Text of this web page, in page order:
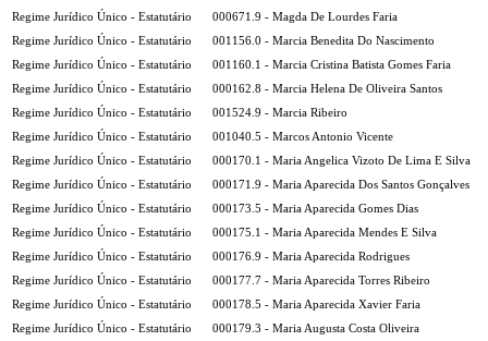
Regime Jurídico Único - Estatutário
000671.9 - Magda De Lourdes Faria
Regime Jurídico Único - Estatutário
001156.0 - Marcia Benedita Do Nascimento
Regime Jurídico Único - Estatutário
001160.1 - Marcia Cristina Batista Gomes Faria
Regime Jurídico Único - Estatutário
000162.8 - Marcia Helena De Oliveira Santos
Regime Jurídico Único - Estatutário
001524.9 - Marcia Ribeiro
Regime Jurídico Único - Estatutário
001040.5 - Marcos Antonio Vicente
Regime Jurídico Único - Estatutário
000170.1 - Maria Angelica Vizoto De Lima E Silva
Regime Jurídico Único - Estatutário
000171.9 - Maria Aparecida Dos Santos Gonçalves
Regime Jurídico Único - Estatutário
000173.5 - Maria Aparecida Gomes Dias
Regime Jurídico Único - Estatutário
000175.1 - Maria Aparecida Mendes E Silva
Regime Jurídico Único - Estatutário
000176.9 - Maria Aparecida Rodrigues
Regime Jurídico Único - Estatutário
000177.7 - Maria Aparecida Torres Ribeiro
Regime Jurídico Único - Estatutário
000178.5 - Maria Aparecida Xavier Faria
Regime Jurídico Único - Estatutário
000179.3 - Maria Augusta Costa Oliveira